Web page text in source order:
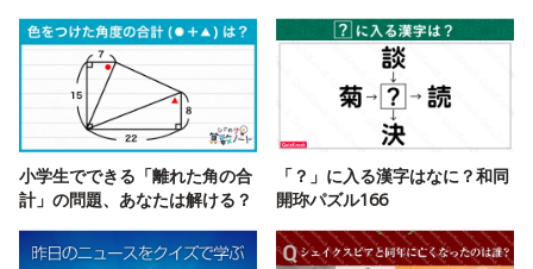
小学生でできる「離れた角の合
計」の問題、あなたは解ける？
「？」に入る漢字はなに？和同
開珎パズル166